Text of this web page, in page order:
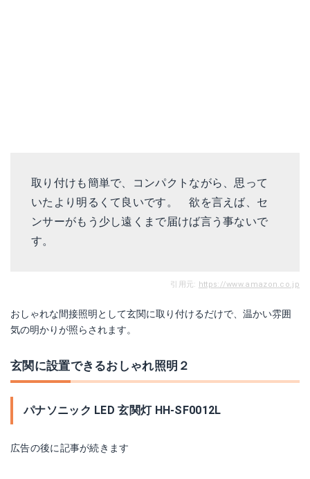
取り付けも簡単で、コンパクトながら、思って
いたより明るくて良いです。 欲を言えば、セ
ンサーがもう少し遠くまで届けば言う事ないで
す。
引用元: https://www.amazon.co.jp
おしゃれな間接照明として玄関に取り付けるだけで、温かい雰囲
気の明かりが照らされます。
玄関に設置できるおしゃれ照明２
パナソニック LED 玄関灯 HH-SF0012L
広告の後に記事が続きます